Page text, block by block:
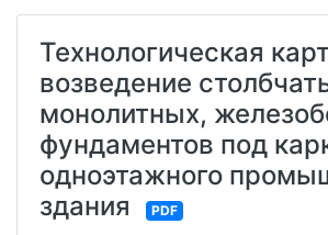
Технологическая
возведение
монолитных,
фундаментов под
одноэтажного
здания
PDF